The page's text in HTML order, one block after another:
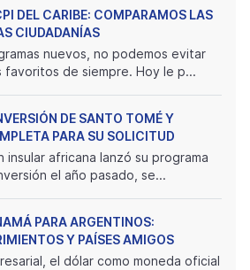
DEL CARIBE: COMPARAMOS LAS
CIUDADANÍAS
nuevos, no podemos evitar
favoritos de siempre. Hoy le p...
DE SANTO TOMÉ Y
PARA SU SOLICITUD
insular africana lanzó su programa
el año pasado, se...
PARA ARGENTINOS:
Y PAÍSES AMIGOS
el dólar como moneda oficial